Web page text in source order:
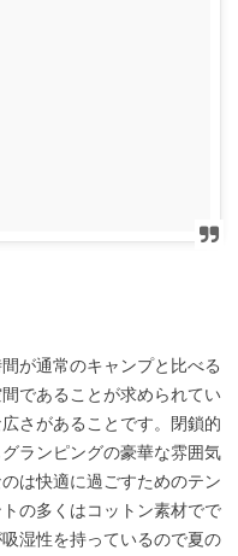
が通常のキャンプと比べる
であることが求められてい
さがあることです。閉鎖的
ランピングの豪華な雰囲気
は快適に過ごすためのテン
の多くはコットン素材でで
湿性を持っているので夏の